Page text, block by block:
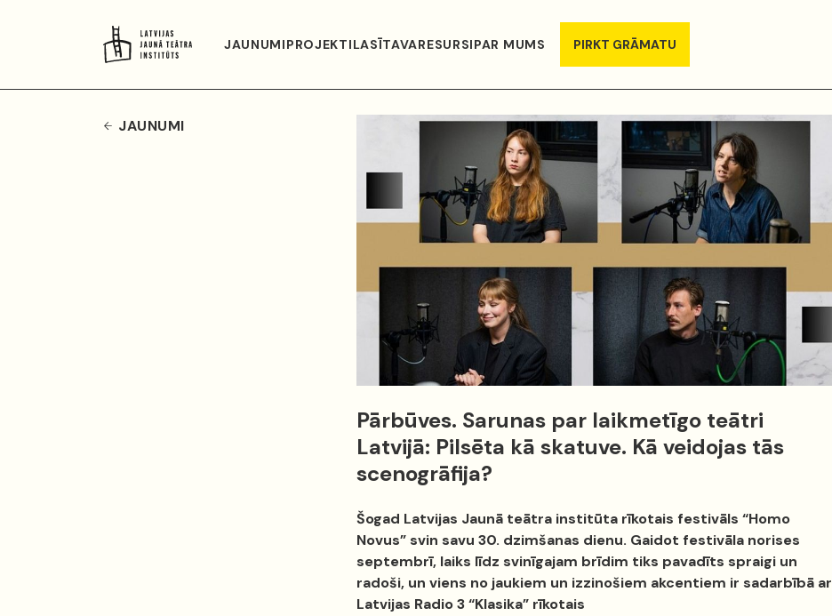
JAUNUMIPROJEKTILASĪTAVARESURSIPAR MUMS PIRKT GRĀMATU
JAUNUMI
Pārbūves. Sarunas par laikmetīgo teātri
Latvijā: Pilsēta kā skatuve. Kā veidojas tās
scenogrāfija?
Šogad Latvijas Jaunā teātra institūta rīkotais festivāls “Homo
Novus” svin savu 30. dzimšanas dienu. Gaidot festivāla norises
septembrī, laiks līdz svinīgajam brīdim tiks pavadīts spraigi un
radoši, un viens no jaukiem un izzinošiem akcentiem ir sadarbībā ar
Latvijas Radio 3 “Klasika” rīkotais